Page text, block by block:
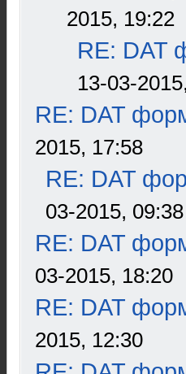
2015, 19:22
RE: DAT
13-03-
RE: DAT
2015, 17:58
RE: DAT
03-2015, 09:38
RE: DAT
03-2015, 18:20
RE: DAT
2015, 12:30